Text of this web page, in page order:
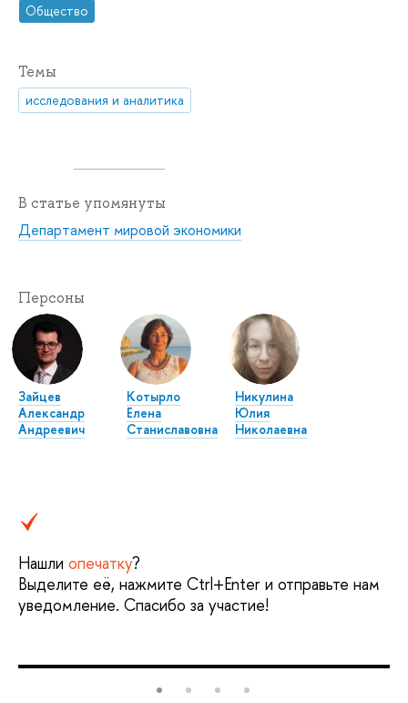
Общество
Темы
исследования и аналитика
В статье упомянуты
Департамент мировой экономики
Персоны
Зайцев
Александр
Андреевич
Котырло
Елена
Станиславовна
Никулина
Юлия
Николаевна
Нашли опечатку?
Выделите её, нажмите Ctrl+Enter и отправьте нам
уведомление. Спасибо за участие!